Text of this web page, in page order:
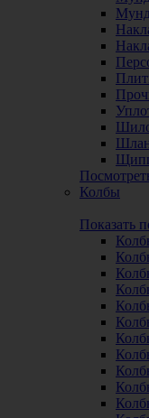
Колбы
Показать